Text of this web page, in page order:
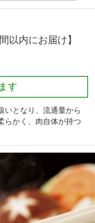
以内にお届け】
す
いとなり、流通量から
らかく、肉自体が持つ